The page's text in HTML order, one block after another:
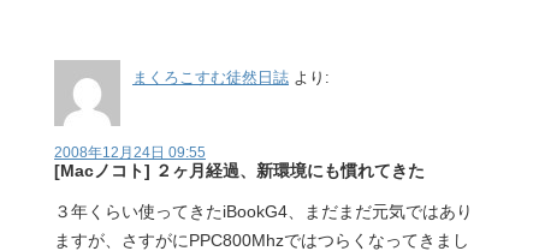
まくろこすむ徒然日誌 より:
2008年12月24日 09:55
[Macノコト] ２ヶ月経過、新環境にも慣れてきた
３年くらい使ってきたiBookG4、まだまだ元気ではあり
ますが、さすがにPPC800Mhzではつらくなってきまし